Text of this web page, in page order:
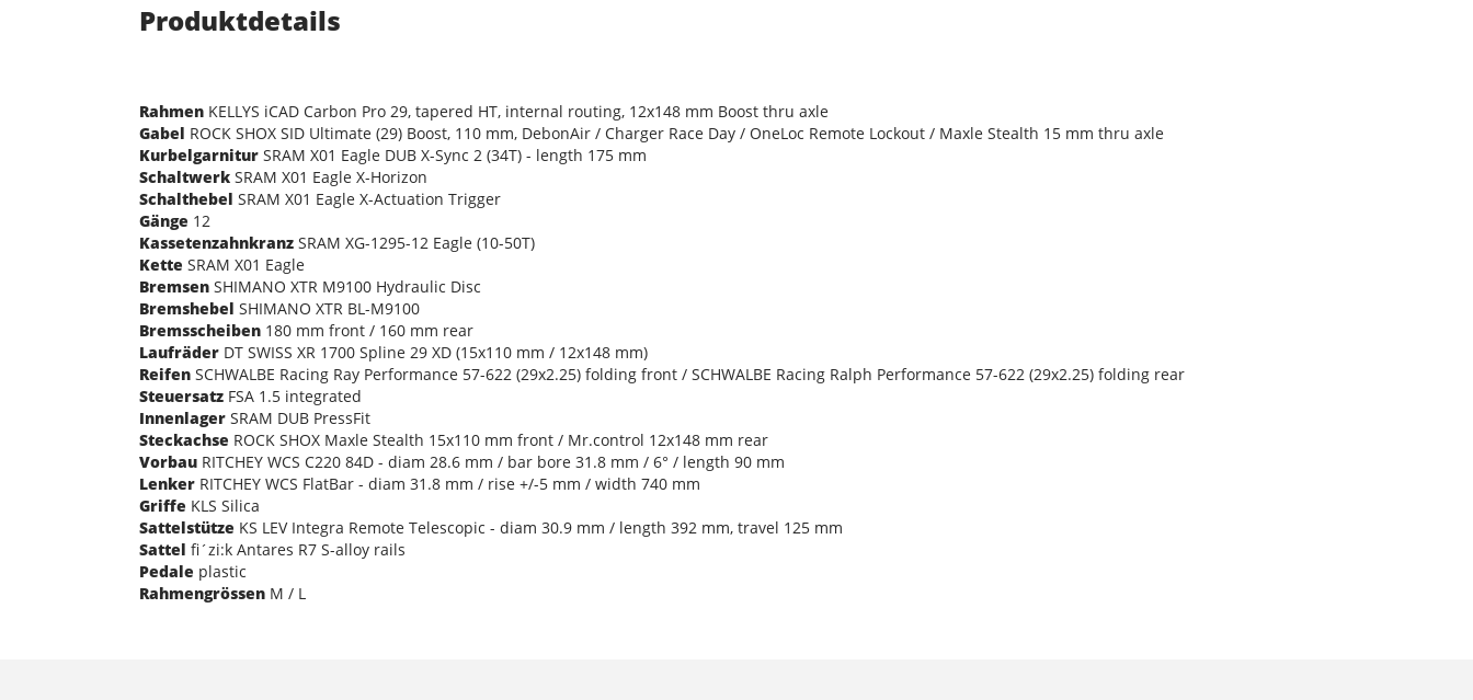
Produktdetails
Rahmen KELLYS iCAD Carbon Pro 29, tapered HT, internal routing, 12x148 mm Boost thru axle
Gabel ROCK SHOX SID Ultimate (29) Boost, 110 mm, DebonAir / Charger Race Day / OneLoc Remote Lockout / Maxle Stealth 15 mm thru axle
Kurbelgarnitur SRAM X01 Eagle DUB X-Sync 2 (34T) - length 175 mm
Schaltwerk SRAM X01 Eagle X-Horizon
Schalthebel SRAM X01 Eagle X-Actuation Trigger
Gänge 12
Kassetenzahnkranz SRAM XG-1295-12 Eagle (10-50T)
Kette SRAM X01 Eagle
Bremsen SHIMANO XTR M9100 Hydraulic Disc
Bremshebel SHIMANO XTR BL-M9100
Bremsscheiben 180 mm front / 160 mm rear
Laufräder DT SWISS XR 1700 Spline 29 XD (15x110 mm / 12x148 mm)
Reifen SCHWALBE Racing Ray Performance 57-622 (29x2.25) folding front / SCHWALBE Racing Ralph Performance 57-622 (29x2.25) folding rear
Steuersatz FSA 1.5 integrated
Innenlager SRAM DUB PressFit
Steckachse ROCK SHOX Maxle Stealth 15x110 mm front / Mr.control 12x148 mm rear
Vorbau RITCHEY WCS C220 84D - diam 28.6 mm / bar bore 31.8 mm / 6° / length 90 mm
Lenker RITCHEY WCS FlatBar - diam 31.8 mm / rise +/-5 mm / width 740 mm
Griffe KLS Silica
Sattelstütze KS LEV Integra Remote Telescopic - diam 30.9 mm / length 392 mm, travel 125 mm
Sattel fi´zi:k Antares R7 S-alloy rails
Pedale plastic
Rahmengrössen M / L